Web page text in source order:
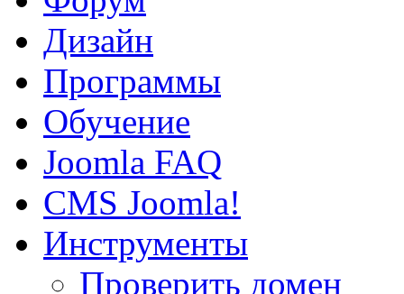
Дизайн
Программы
Обучение
Joomla FAQ
CMS Joomla!
Инструменты
Проверить домен